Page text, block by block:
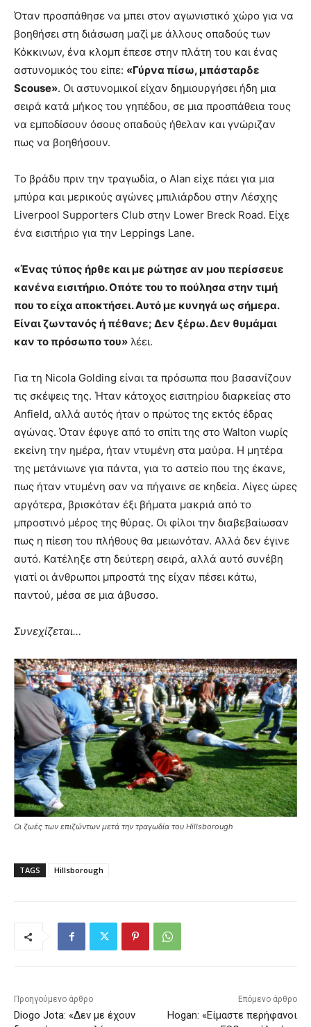
Όταν προσπάθησε να μπει στον αγωνιστικό χώρο για να
βοηθήσει στη διάσωση μαζί με άλλους οπαδούς των
Κόκκινων, ένα κλομπ έπεσε στην πλάτη του και ένας
αστυνομικός του είπε: «Γύρνα πίσω, μπάσταρδε
Scouse». Οι αστυνομικοί είχαν δημιουργήσει ήδη μια
σειρά κατά μήκος του γηπέδου, σε μια προσπάθεια τους
να εμποδίσουν όσους οπαδούς ήθελαν και γνώριζαν
πως να βοηθήσουν.
Το βράδυ πριν την τραγωδία, ο Alan είχε πάει για μια
μπύρα και μερικούς αγώνες μπιλιάρδου στην Λέσχης
Liverpool Supporters Club στην Lower Breck Road. Είχε
ένα εισιτήριο για την Leppings Lane.
«Ένας τύπος ήρθε και με ρώτησε αν μου περίσσευε
κανένα εισιτήριο. Οπότε του το πούλησα στην τιμή
που το είχα αποκτήσει. Αυτό με κυνηγά ως σήμερα.
Είναι ζωντανός ή πέθανε; Δεν ξέρω. Δεν θυμάμαι
καν το πρόσωπο του» λέει.
Για τη Nicola Golding είναι τα πρόσωπα που βασανίζουν
τις σκέψεις της. Ήταν κάτοχος εισιτηρίου διαρκείας στο
Anfield, αλλά αυτός ήταν ο πρώτος της εκτός έδρας
αγώνας. Όταν έφυγε από το σπίτι της στο Walton νωρίς
εκείνη την ημέρα, ήταν ντυμένη στα μαύρα. Η μητέρα
της μετάνιωνε για πάντα, για το αστείο που της έκανε,
πως ήταν ντυμένη σαν να πήγαινε σε κηδεία. Λίγες ώρες
αργότερα, βρισκόταν έξι βήματα μακριά από το
μπροστινό μέρος της θύρας. Οι φίλοι την διαβεβαίωσαν
πως η πίεση του πλήθους θα μειωνόταν. Αλλά δεν έγινε
αυτό. Κατέληξε στη δεύτερη σειρά, αλλά αυτό συνέβη
γιατί οι άνθρωποι μπροστά της είχαν πέσει κάτω,
παντού, μέσα σε μια άβυσσο.
Συνεχίζεται…
Οι ζωές των επιζώντων μετά την τραγωδία του Hillsborough
TAGS Hillsborough
Προηγούμενο άρθρο
Diogo Jota: «Δεν με έχουν
Επόμενο άρθρο
Hogan: «Είμαστε περήφανοι